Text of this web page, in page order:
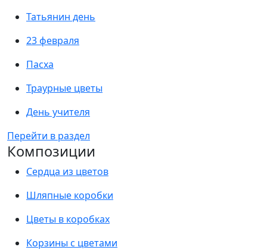
Татьянин день
23 февраля
Пасха
Траурные цветы
День учителя
Перейти в раздел
Композиции
Сердца из цветов
Шляпные коробки
Цветы в коробках
Корзины с цветами